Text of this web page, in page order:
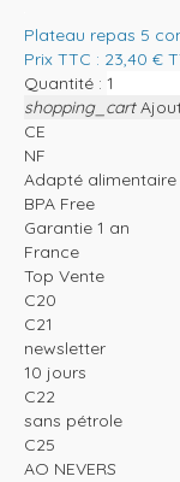
Plateau repas 5
Prix TTC : 23,40 €
Quantité :
shopping_cart
CE
NF
Adapté alimentaire
BPA Free
Garantie 1 an
France
Top Vente
C20
C21
newsletter
10 jours
C22
sans pétrole
C25
AO NEVERS